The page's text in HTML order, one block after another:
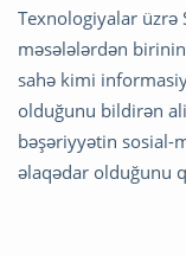
Texnologiyalar üzrə
məsələlərdən
sahə kimi
olduğunu bildirən
bəşəriyyətin sosial-
əlaqədar olduğunu